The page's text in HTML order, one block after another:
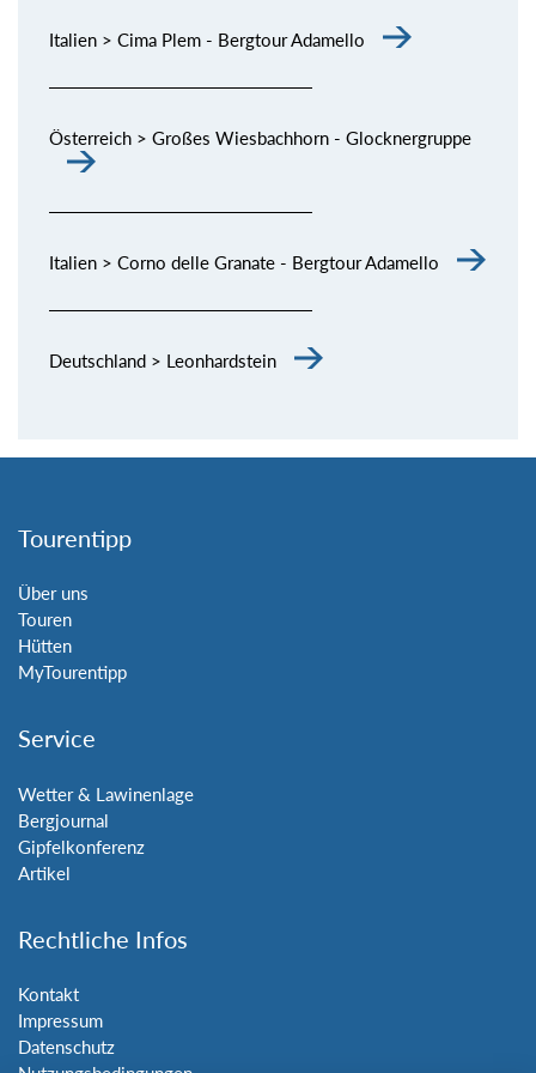
Italien > Cima Plem - Bergtour Adamello
Österreich > Großes Wiesbachhorn - Glocknergruppe
Italien > Corno delle Granate - Bergtour Adamello
Deutschland > Leonhardstein
Tourentipp
Über uns
Touren
Hütten
MyTourentipp
Service
Wetter & Lawinenlage
Bergjournal
Gipfelkonferenz
Artikel
Rechtliche Infos
Kontakt
Impressum
Datenschutz